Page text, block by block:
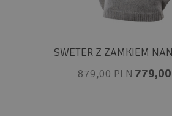
SWETER Z ZAMKIEM
879,00 PLN